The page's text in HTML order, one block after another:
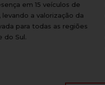
em 15 veículos de
levando a valorização da
para todas as regiões
do Sul.